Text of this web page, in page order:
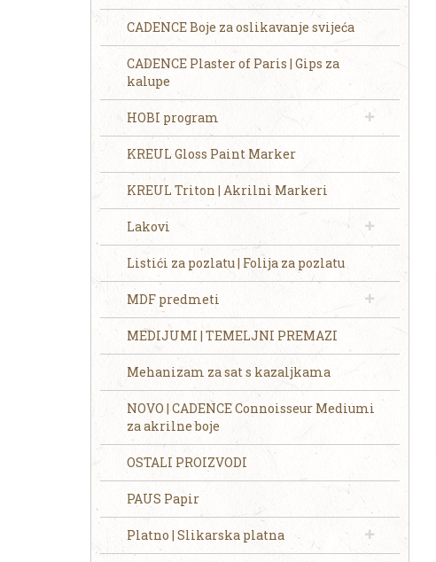
CADENCE Boje za oslikavanje svijeća
CADENCE Plaster of Paris | Gips za
kalupe
HOBI program
KREUL Gloss Paint Marker
KREUL Triton | Akrilni Markeri
Lakovi
Listići za pozlatu | Folija za pozlatu
MDF predmeti
MEDIJUMI | TEMELJNI PREMAZI
Mehanizam za sat s kazaljkama
NOVO | CADENCE Connoisseur Mediumi
za akrilne boje
OSTALI PROIZVODI
PAUS Papir
Platno | Slikarska platna